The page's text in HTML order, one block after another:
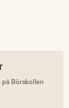
på Börskollen